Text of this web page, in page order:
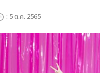
: 5 ต.ค. 2565